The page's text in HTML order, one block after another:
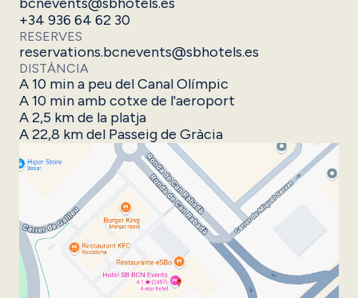
+34 936 64 62 30
RESERVES
reservations.bcnevents@sbhotels.es
DISTÀNCIA
A 10 min a peu del Canal Olímpic
A 10 min amb cotxe de l'aeroport
A 2,5 km de la platja
A 22,8 km del Passeig de Gràcia